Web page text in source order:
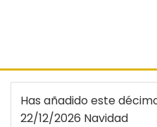
Has añadido este
22/12/2026 Navidad